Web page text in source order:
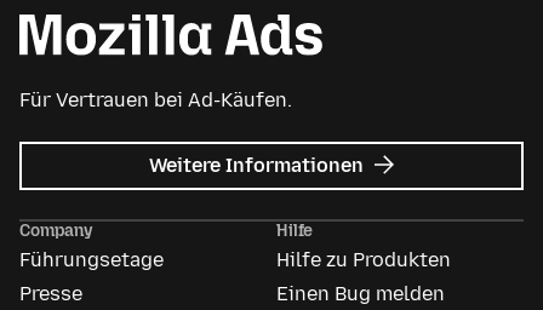
Für Vertrauen bei Ad-Käufen.
Weitere Informationen zu
Mozilla
Company
Führungsetage
Presse
Hilfe
Hilfe zu Produkten
Einen Bug melden